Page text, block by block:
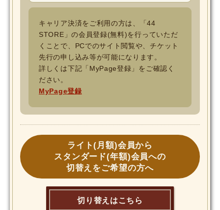
キャリア決済をご利用の方は、「44
STORE」の会員登録(無料)を行っていただ
くことで、PCでのサイト閲覧や、チケット
先行の申し込み等が可能になります。
詳しくは下記「MyPage登録」をご確認く
ださい。
MyPage登録
ライト(月額)会員から
スタンダード(年額)会員への
切替えをご希望の方へ
切り替えはこちら